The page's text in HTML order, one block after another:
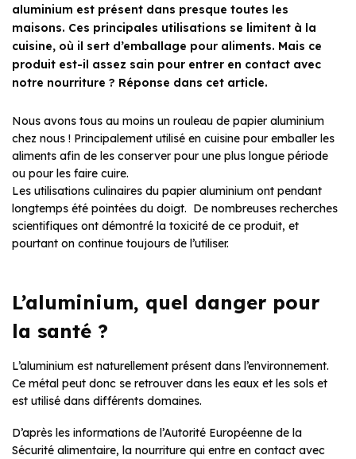
aluminium est présent dans presque toutes les
maisons. Ces principales utilisations se limitent à la
cuisine, où il sert d’emballage pour aliments. Mais ce
produit est-il assez sain pour entrer en contact avec
notre nourriture ? Réponse dans cet article.
Nous avons tous au moins un rouleau de papier aluminium
chez nous ! Principalement utilisé en cuisine pour emballer les
aliments afin de les conserver pour une plus longue période
ou pour les faire cuire.
Les utilisations culinaires du papier aluminium ont pendant
longtemps été pointées du doigt. De nombreuses recherches
scientifiques ont démontré la toxicité de ce produit, et
pourtant on continue toujours de l’utiliser.
L’aluminium, quel danger pour
la santé ?
L’aluminium est naturellement présent dans l’environnement.
Ce métal peut donc se retrouver dans les eaux et les sols et
est utilisé dans différents domaines.
D’après les informations de l’Autorité Européenne de la
Sécurité alimentaire, la nourriture qui entre en contact avec